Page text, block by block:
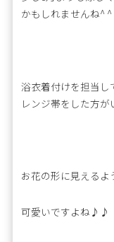
かもしれませんね^ ^
浴衣着付けを担当し
レンジ帯をした方
お花の形に見えるよ
可愛いですよね♪♪